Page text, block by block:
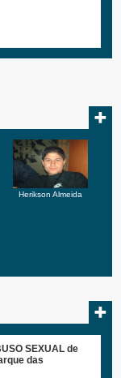
Herikson Almeida
SEXUAL de
das